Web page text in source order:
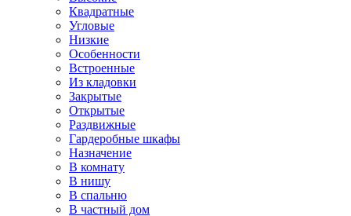
Квадратные
Угловые
Низкие
Особенности
Встроенные
Из кладовки
Закрытые
Открытые
Раздвижные
Гардеробные шкафы
Назначение
В комнату
В нишу
В спальню
В частный дом